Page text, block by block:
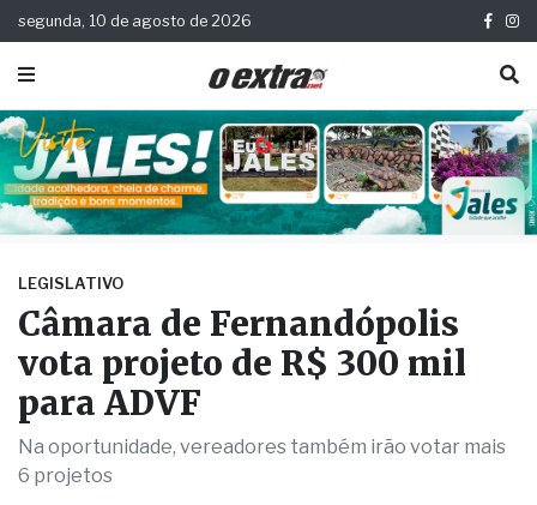
segunda, 10 de agosto de 2026
LEGISLATIVO
Câmara de Fernandópolis
vota projeto de R$ 300 mil
para ADVF
Na oportunidade, vereadores também irão votar mais
6 projetos